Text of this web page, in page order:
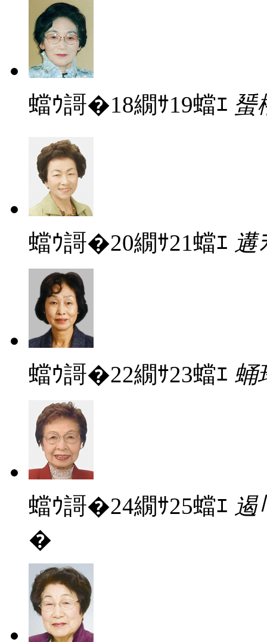
蟷ｳ謌�18繝ｻ19蟷ｴ 蜑
蟷ｳ謌�20繝ｻ21蟷ｴ 遘
蟷ｳ謌�22繝ｻ23蟷ｴ 蛹
蟷ｳ謌�24繝ｻ25蟷ｴ
�